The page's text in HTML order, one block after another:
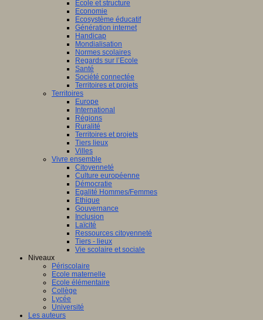
Ecole et structure
Economie
Ecosystème éducatif
Génération internet
Handicap
Mondialisation
Normes scolaires
Regards sur l’Ecole
Santé
Société connectée
Territoires et projets
Territoires
Europe
International
Régions
Ruralité
Territoires et projets
Tiers lieux
Villes
Vivre ensemble
Citoyenneté
Culture européenne
Démocratie
Egalité Hommes/Femmes
Ethique
Gouvernance
Inclusion
Laïcité
Ressources citoyenneté
Tiers - lieux
Vie scolaire et sociale
Niveaux
Périscolaire
Ecole maternelle
Ecole élémentaire
Collège
Lycée
Université
Les auteurs